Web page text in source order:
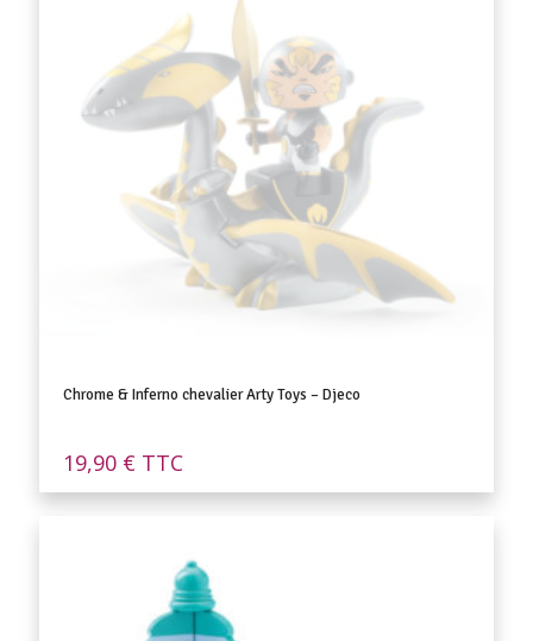
Chrome & Inferno chevalier Arty Toys – Djeco
19,90 € TTC